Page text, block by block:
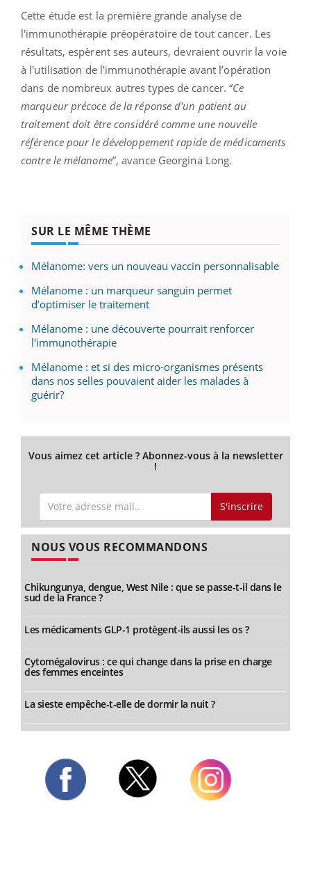
Cette étude est la première grande analyse de
l'immunothérapie préopératoire de tout cancer. Les
résultats, espèrent ses auteurs, devraient ouvrir la voie
à l'utilisation de l'immunothérapie avant l’opération
dans de nombreux autres types de cancer. “Ce
marqueur précoce de la réponse d'un patient au
traitement doit être considéré comme une nouvelle
référence pour le développement rapide de médicaments
contre le mélanome”, avance Georgina Long.
SUR LE MÊME THÈME
Mélanome: vers un nouveau vaccin personnalisable
Mélanome : un marqueur sanguin permet
d’optimiser le traitement
Mélanome : une découverte pourrait renforcer
l'immunothérapie
Mélanome : et si des micro-organismes présents
dans nos selles pouvaient aider les malades à
guérir?
Vous aimez cet article ? Abonnez-vous à la newsletter
!
S'inscrire
NOUS VOUS RECOMMANDONS
Chikungunya, dengue, West Nile : que se passe-t-il dans le
sud de la France ?
Les médicaments GLP-1 protègent-ils aussi les os ?
Cytomégalovirus : ce qui change dans la prise en charge
des femmes enceintes
La sieste empêche-t-elle de dormir la nuit ?